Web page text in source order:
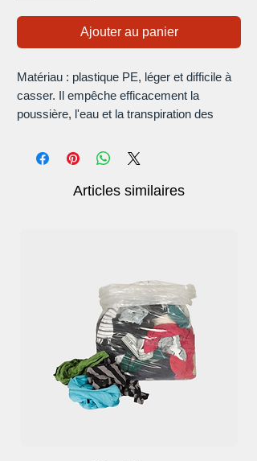
Ajouter au panier
Matériau : plastique PE, léger et difficile à
casser. Il empêche efficacement la
poussière, l'eau et la transpiration des
Articles similaires